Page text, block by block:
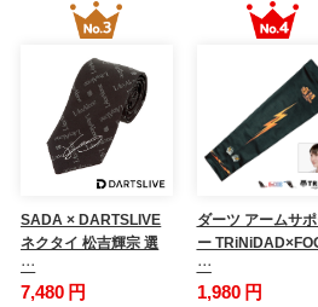
SADA × DARTSLIVE
ネクタイ 松吉輝宗 選
…
7,480 円
ダーツ アームサ
ー
…
1,980 円